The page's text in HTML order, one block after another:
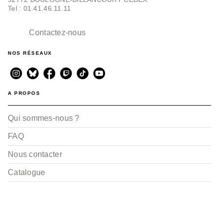
Tel : 01.41.46.11.11
Contactez-nous
NOS RÉSEAUX
A PROPOS
Qui sommes-nous ?
FAQ
Nous contacter
Catalogue